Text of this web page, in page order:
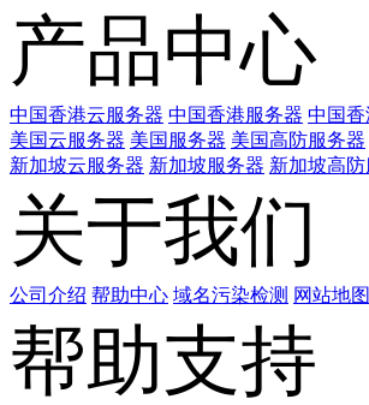
产品中心
中国香港云服务器 中国香港服务器 中国
美国云服务器 美国服务器 美国高防服务器
新加坡云服务器 新加坡服务器 新加坡高
关于我们
公司介绍 帮助中心 域名污染检测 网站地图
帮助支持